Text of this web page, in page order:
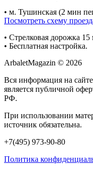
• м. Тушинская (2 мин
Посмотреть схему
• Cтрелковая дорожка 15
• Бесплатная настройка.
ArbaletMagazin © 2026
Вся информация на
является публичной
РФ.
При использовании
источник обязательна.
+7(495) 973-90-80
Политика